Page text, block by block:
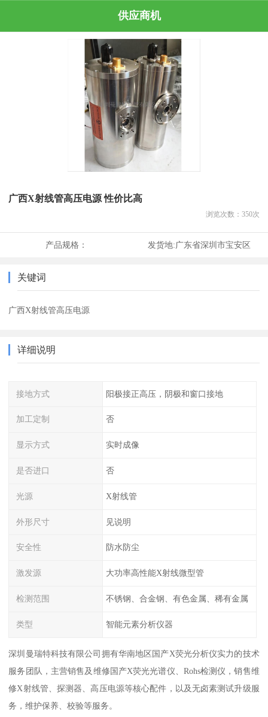
供应商机
广西X射线管高压电源 性价比高
浏览次数： 350次
产品规格： 发货地:广东省深圳市宝安区
关键词
广西X射线管高压电源
详细说明
接地方式 阳极接正高压，阴极和窗口接地
加工定制 否
显示方式 实时成像
是否进口 否
光源 X射线管
外形尺寸 见说明
安全性 防水防尘
激发源 大功率高性能X射线微型管
检测范围 不锈钢、合金钢、有色金属、稀有金属
类型 智能元素分析仪器
深圳曼瑞特科技有限公司拥有华南地区国产X荧光分析仪实力的技术
服务团队，主营销售及维修国产X荧光光谱仪、Rohs检测仪，销售维
修X射线管、探测器、高压电源等核心配件，以及无卤素测试升级服
务，维护保养、校验等服务。